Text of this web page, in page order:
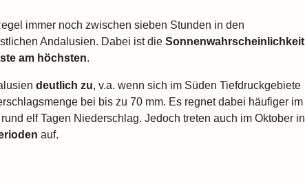
immer noch zwischen sieben Stunden in den
Andalusien. Dabei ist die Sonnenwahrscheinlichkeit
am höchsten.
deutlich zu, v.a. wenn sich im Süden Tiefdruckgebiete
bei bis zu 70 mm. Es regnet dabei häufiger im
elf Tagen Niederschlag. Jedoch treten auch im Oktober in
auf.